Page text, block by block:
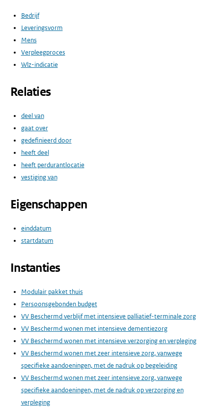
Bedrijf
Leveringsvorm
Mens
Verpleegproces
Wlz-indicatie
Relaties
deel van
gaat over
gedefinieerd door
heeft deel
heeft perdurantlocatie
vestiging van
Eigenschappen
einddatum
startdatum
Instanties
Modulair pakket thuis
Persoonsgebonden budget
VV Beschermd verblijf met intensieve palliatief-terminale zorg
VV Beschermd wonen met intensieve dementiezorg
VV Beschermd wonen met intensieve verzorging en verpleging
VV Beschermd wonen met zeer intensieve zorg, vanwege
specifieke aandoeningen, met de nadruk op begeleiding
VV Beschermd wonen met zeer intensieve zorg, vanwege
specifieke aandoeningen, met de nadruk op verzorging en
verpleging